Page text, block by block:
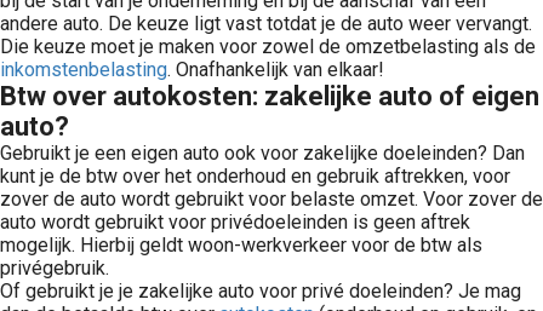
andere auto. De keuze ligt vast totdat je de auto weer vervangt.
Die keuze moet je maken voor zowel de omzetbelasting als de
inkomstenbelasting. Onafhankelijk van elkaar!
Btw over autokosten: zakelijke auto of eigen
auto?
Gebruikt je een eigen auto ook voor zakelijke doeleinden? Dan
kunt je de btw over het onderhoud en gebruik aftrekken, voor
zover de auto wordt gebruikt voor belaste omzet. Voor zover de
auto wordt gebruikt voor privédoeleinden is geen aftrek
mogelijk. Hierbij geldt woon-werkverkeer voor de btw als
privégebruik.
Of gebruikt je je zakelijke auto voor privé doeleinden? Je mag